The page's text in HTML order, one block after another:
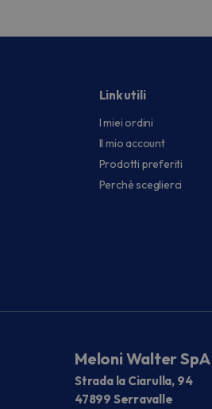
Link utili
I miei ordini
Il mio account
Prodotti preferiti
Perchè sceglierci
Meloni Walter SpA
Strada la Ciarulla, 94
47899 Serravalle